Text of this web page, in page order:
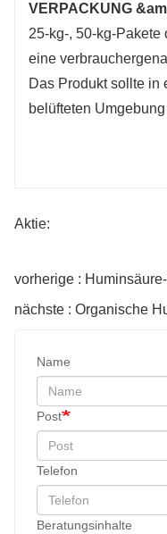
VERPACKUNG
25-kg-, 50-kg-Pakete
eine
Das Produkt sollte in
belüfteten
Aktie:
vorherige :
nächste : Organische
Name
Post
Telefon
Beratungsinhalte